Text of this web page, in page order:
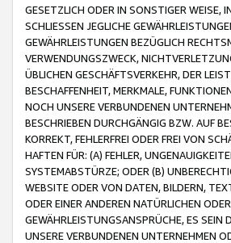
GESETZLICH ODER IN SONSTIGER WEISE,
SCHLIESSEN JEGLICHE
GEWÄHRLEISTUNGEN BEZÜGLICH
VERWENDUNGSZWECK,
ÜBLICHEN GESCHÄFTSVERKEHR, DER
BESCHAFFENHEIT, MERKMALE,
NOCH UNSERE VERBUNDENEN
BESCHRIEBEN DURCHGÄNGIG BZW. AUF
KORREKT, FEHLERFREI ODER FREI VON
HAFTEN FÜR: (A) FEHLER,
SYSTEMABSTÜRZE; ODER (B)
WEBSITE ODER VON DATEN, BILDERN,
ODER EINER ANDEREN NATÜRLICHEN
GEWÄHRLEISTUNGSANSPRÜCHE, ES SEIN
UNSERE VERBUNDENEN UNTERNEHMEN